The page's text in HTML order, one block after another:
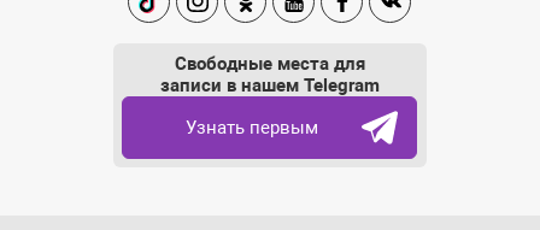
TikTokInstagramОдноклассники
YoutubeFacebookВконтакте
Свободные места для
записи в нашем Telegram
Узнать первым